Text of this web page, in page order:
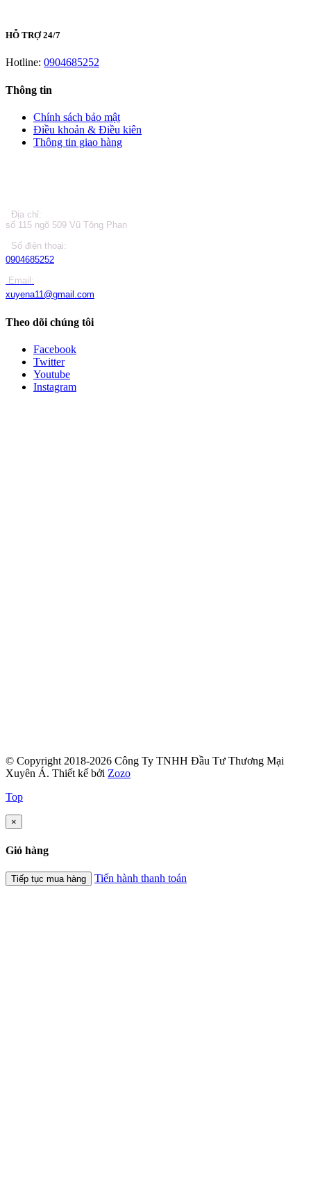
HỖ TRỢ 24/7
Hotline: 0904685252
Thông tin
Chính sách bảo mật
Điều khoản & Điều kiên
Thông tin giao hàng
Địa chỉ:
số 115 ngõ 509 Vũ Tông Phan
Số điện thoại:
0904685252
Email:
xuyena11@gmail.com
Theo dõi chúng tôi
Facebook
Twitter
Youtube
Instagram
© Copyright 2018-2026 Công Ty TNHH Đầu Tư Thương Mại
Xuyên Á. Thiết kế bởi Zozo
Top
×
Giỏ hàng
Tiếp tục mua hàng Tiến hành thanh toán